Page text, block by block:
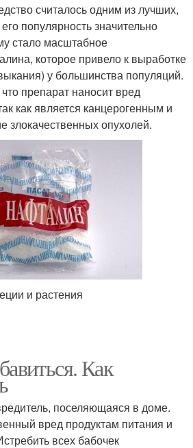
считалось одним из лучших,
популярность значительно
стало масштабное
которое привело к выработке
у большинства популяций.
препарат наносит вред
как является канцерогенным и
злокачественных опухолей.
и растения
Как
поселяющаяся в доме.
вред продуктам питания и
всех бабочек